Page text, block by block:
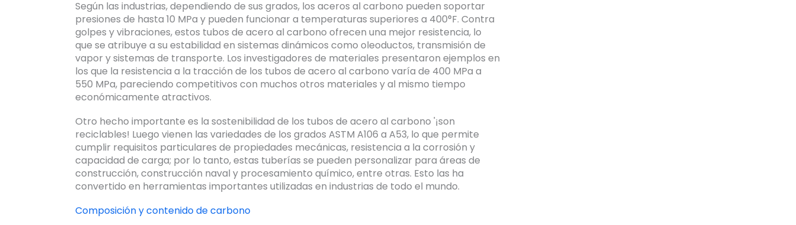
Según las industrias, dependiendo de sus grados, los aceros al carbono pueden soportar
presiones de hasta 10 MPa y pueden funcionar a temperaturas superiores a 400°F. Contra
golpes y vibraciones, estos tubos de acero al carbono ofrecen una mejor resistencia, lo
que se atribuye a su estabilidad en sistemas dinámicos como oleoductos, transmisión de
vapor y sistemas de transporte. Los investigadores de materiales presentaron ejemplos en
los que la resistencia a la tracción de los tubos de acero al carbono varía de 400 MPa a
550 MPa, pareciendo competitivos con muchos otros materiales y al mismo tiempo
económicamente atractivos.
Otro hecho importante es la sostenibilidad de los tubos de acero al carbono '¡son
reciclables! Luego vienen las variedades de los grados ASTM A106 a A53, lo que permite
cumplir requisitos particulares de propiedades mecánicas, resistencia a la corrosión y
capacidad de carga; por lo tanto, estas tuberías se pueden personalizar para áreas de
construcción, construcción naval y procesamiento químico, entre otras. Esto las ha
convertido en herramientas importantes utilizadas en industrias de todo el mundo.
Composición y contenido de carbono